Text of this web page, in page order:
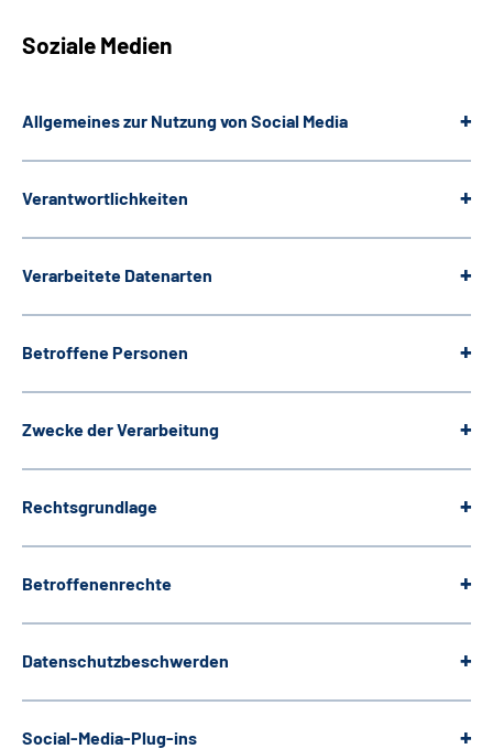
Soziale Medien
Allgemeines zur Nutzung von Social Media
Verantwortlichkeiten
Verarbeitete Datenarten
Betroffene Personen
Zwecke der Verarbeitung
Rechtsgrundlage
Betroffenenrechte
Datenschutzbeschwerden
Social-Media-Plug-ins